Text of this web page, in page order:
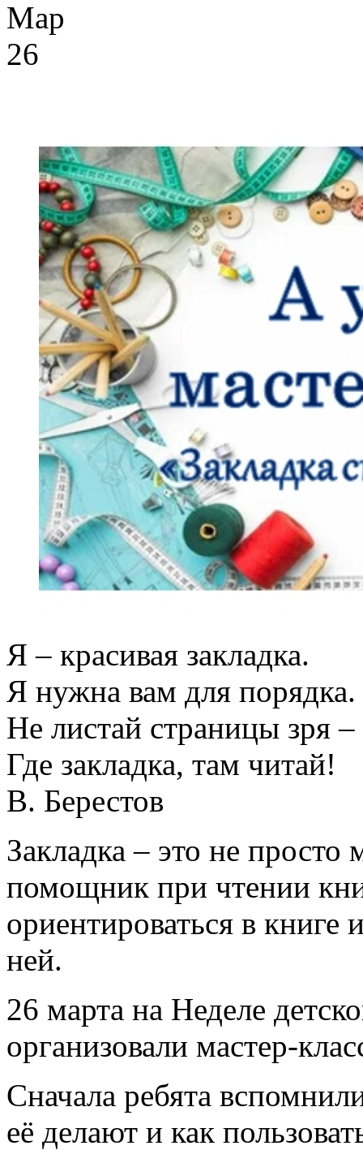
Мар
26
Я – красивая закладка.
Я нужна вам для порядка.
Не листай страницы зря –
Где закладка, там читай!
В. Берестов
Закладка – это не
помощник при чтении
ориентироваться в
ней.
26 марта на Неделе
организовали мастер-
Сначала ребята
её делают и как